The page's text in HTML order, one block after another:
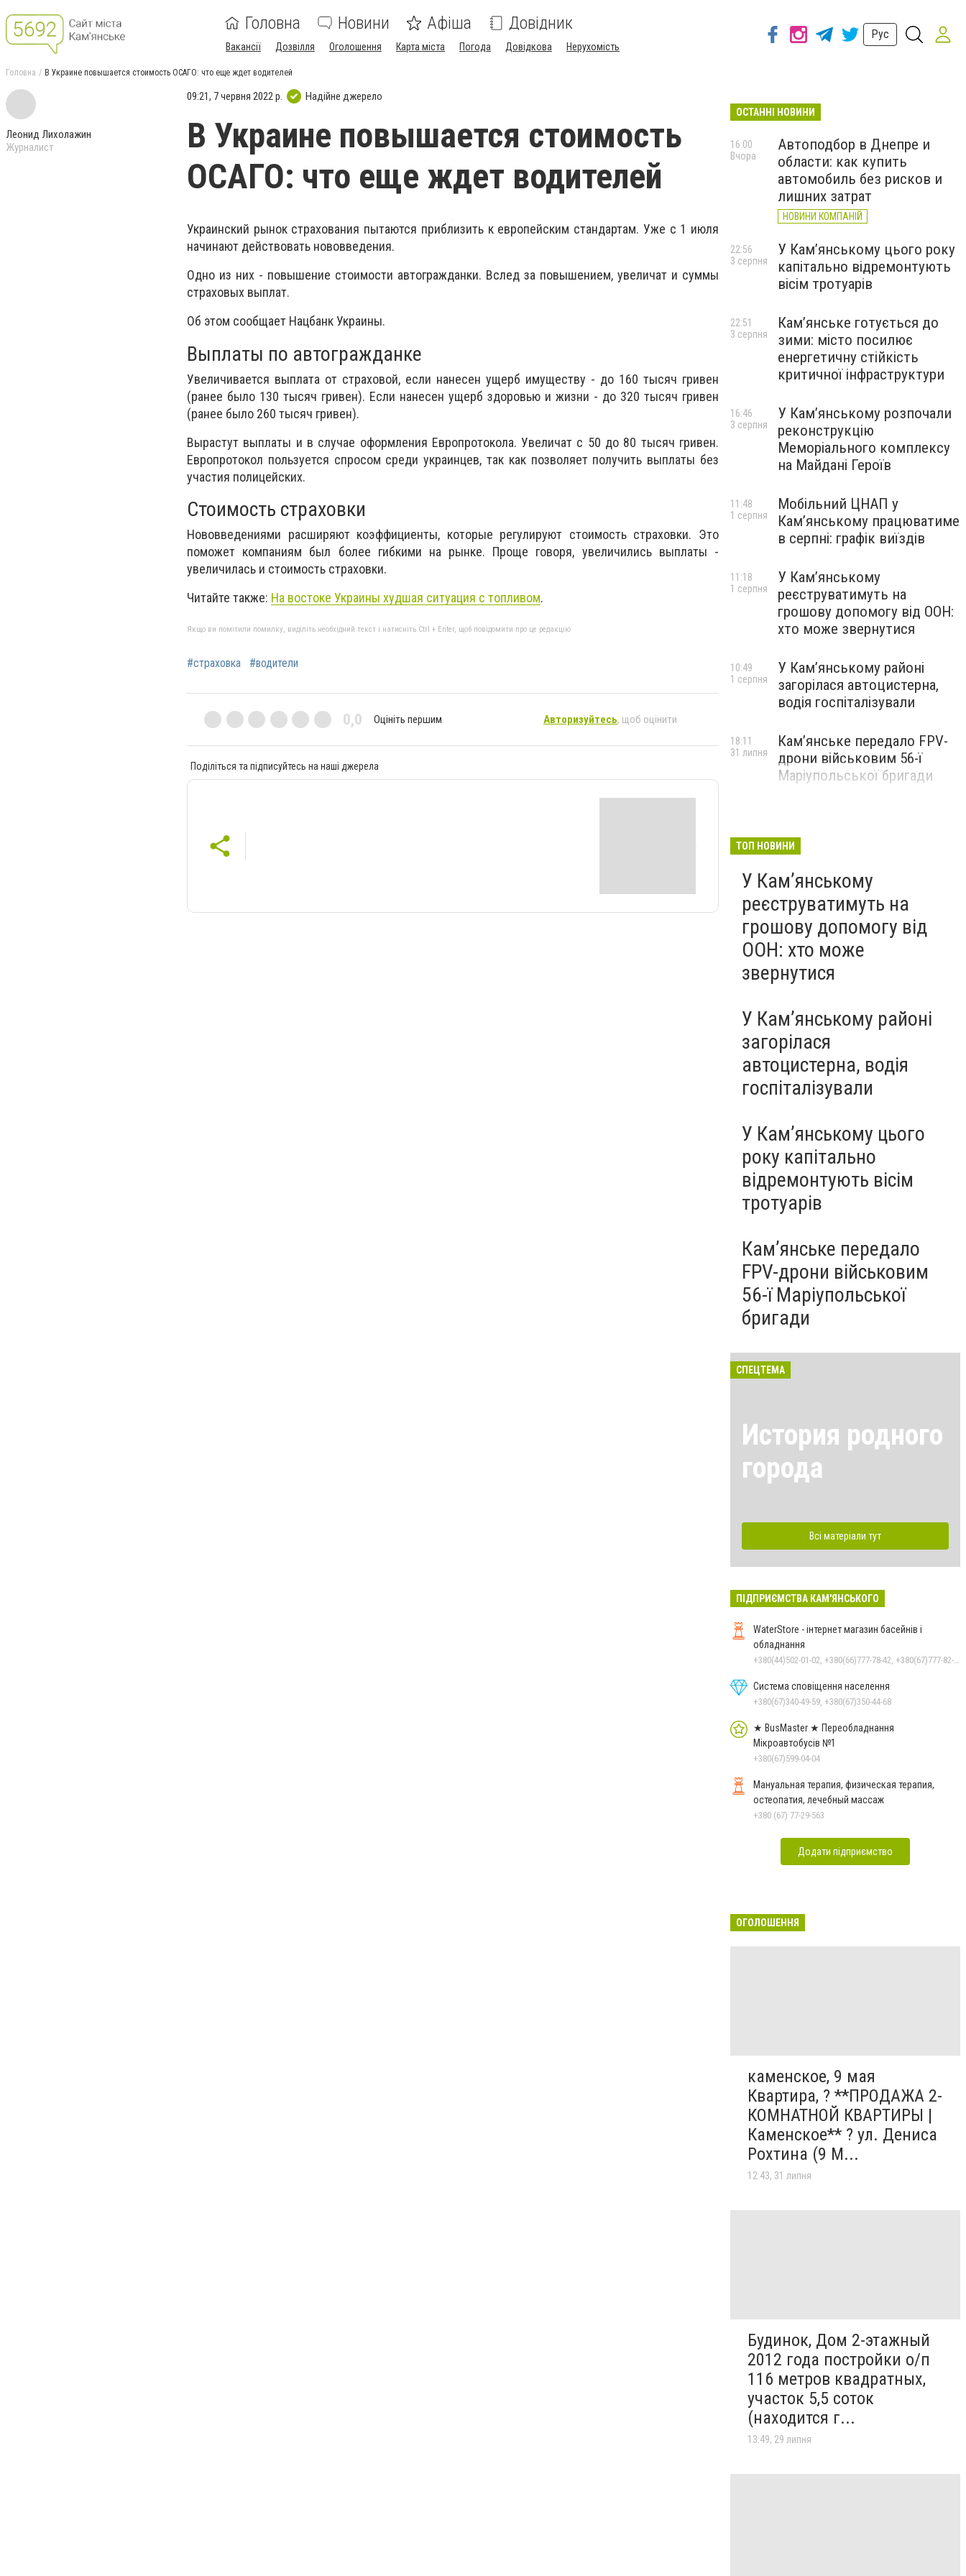
Головна Новини Афіша Довідник
Вакансії Дозвілля Оголошення Карта міста Погода Довідкова Нерухомість
Рус
Головна В Украине повышается стоимость ОСАГО: что еще ждет водителей
Леонид Лихолажин
Журналист
09:21, 7 червня 2022 р. Надійне джерело
В Украине повышается стоимость
ОСАГО: что еще ждет водителей
Украинский рынок страхования пытаются приблизить к европейским стандартам. Уже с 1 июля
начинают действовать нововведения.
Одно из них - повышение стоимости автогражданки. Вслед за повышением, увеличат и суммы
страховых выплат.
Об этом сообщает Нацбанк Украины.
Выплаты по автогражданке
Увеличивается выплата от страховой, если нанесен ущерб имуществу - до 160 тысяч гривен
(ранее было 130 тысяч гривен). Если нанесен ущерб здоровью и жизни - до 320 тысяч гривен
(ранее было 260 тысяч гривен).
Вырастут выплаты и в случае оформления Европротокола. Увеличат с 50 до 80 тысяч гривен.
Европротокол пользуется спросом среди украинцев, так как позволяет получить выплаты без
участия полицейских.
Стоимость страховки
Нововведениями расширяют коэффициенты, которые регулируют стоимость страховки. Это
поможет компаниям был более гибкими на рынке. Проще говоря, увеличились выплаты -
увеличилась и стоимость страховки.
Читайте также: На востоке Украины худшая ситуация с топливом.
Якщо ви помітили помилку, виділіть необхідний текст і натисніть Ctrl + Enter, щоб повідомити про це редакцію
#страховка #водители
0,0 Оцініть першим Авторизуйтесь, щоб оцінити
Поділіться та підписуйтесь на наші джерела
ОСТАННІ НОВИНИ
Автоподбор в Днепре и
области: как купить
автомобиль без рисков и
лишних затрат
НОВИНИ КОМПАНІЙ
16:00
Вчора
У Кам’янському цього року
капітально відремонтують
вісім тротуарів
22:56
3 серпня
Кам’янське готується до
зими: місто посилює
енергетичну стійкість
критичної інфраструктури
22:51
3 серпня
У Кам’янському розпочали
реконструкцію
Меморіального комплексу
на Майдані Героїв
16:46
3 серпня
Мобільний ЦНАП у
Кам’янському працюватиме
в серпні: графік виїздів
11:48
1 серпня
У Кам’янському
реєструватимуть на
грошову допомогу від ООН:
хто може звернутися
11:18
1 серпня
У Кам’янському районі
загорілася автоцистерна,
водія госпіталізували
10:49
1 серпня
Кам’янське передало FPV-
дрони військовим 56-ї
Маріупольської бригади
18:11
31 липня
ТОП НОВИНИ
У Кам’янському
реєструватимуть на
грошову допомогу від
ООН: хто може
звернутися
У Кам’янському районі
загорілася
автоцистерна, водія
госпіталізували
У Кам’янському цього
року капітально
відремонтують вісім
тротуарів
Кам’янське передало
FPV-дрони військовим
56-ї Маріупольської
бригади
СПЕЦТЕМА
История родного
города
Всі матеріали тут
ПІДПРИЄМСТВА КАМ'ЯНСЬКОГО
WaterStore - інтернет магазин басейнів і
обладнання
Система сповіщення населення
+380(67)340-49-59, +380(67)350-44-68
★ BusMaster ★ Переобладнання
Мікроавтобусів №1
+380(67)599-04-04
Мануальная терапия, физическая терапия,
остеопатия, лечебный массаж
+380 (67) 77-29-563
Додати підприємство
ОГОЛОШЕННЯ
каменское, 9 мая
Квартира, ? **ПРОДАЖА 2-
КОМНАТНОЙ КВАРТИРЫ |
Каменское** ? ул. Дениса
Рохтина (9 М...
12:43, 31 липня
Будинок, Дом 2-этажный
2012 года постройки о/п
116 метров квадратных,
участок 5,5 соток
(находится г...
13:49, 29 липня